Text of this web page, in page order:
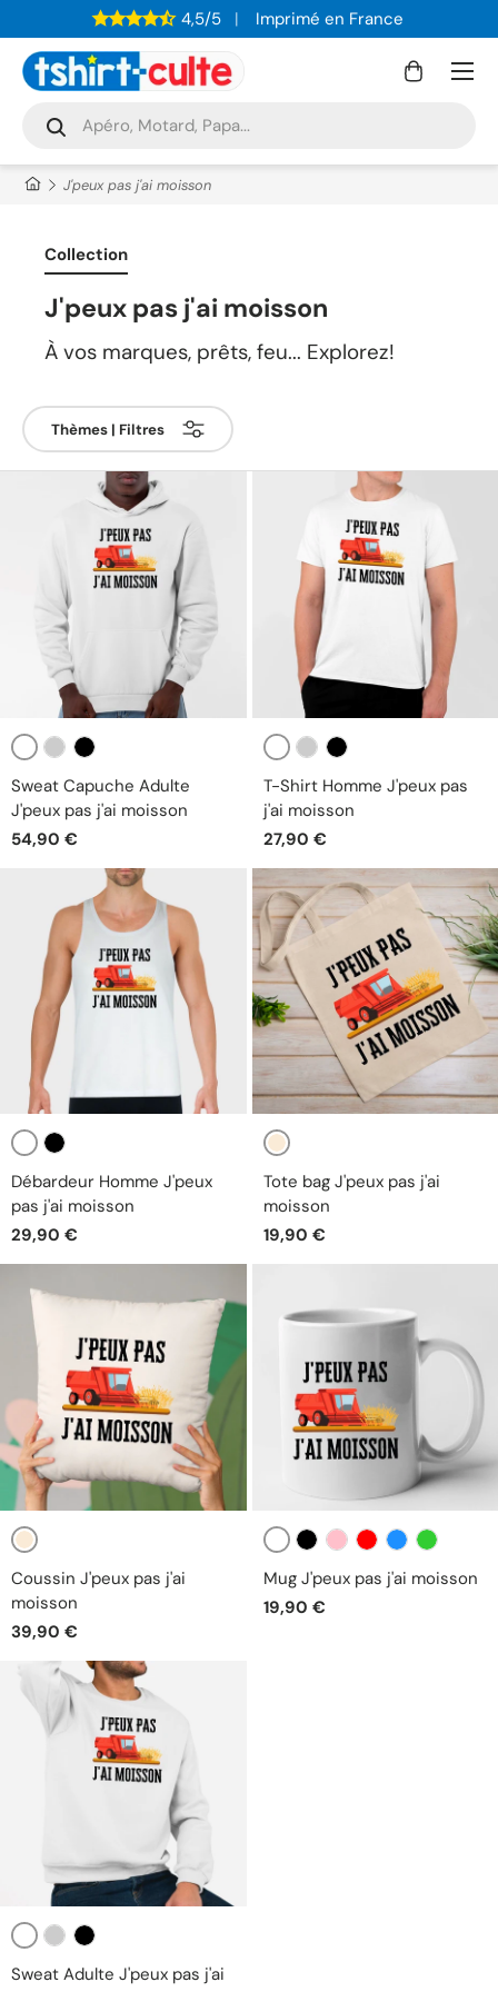
ALLER AU CONTENU
4,5/5 Imprimé en France
Recherche
Rechercher
Panier
Menu
J'peux pas j'ai moisson
Collection
J'peux pas j'ai moisson
À vos marques, prêts, feu... Explorez!
Thèmes | Filtres
Blanc
Sweat Capuche Adulte
J'peux pas j'ai moisson
54,90 €
Blanc
T-Shirt Homme J'peux pas
j'ai moisson
27,90 €
Blanc
Débardeur Homme J'peux
pas j'ai moisson
29,90 €
Beige
Tote bag J'peux pas j'ai
moisson
19,90 €
Beige
Coussin J'peux pas j'ai
moisson
39,90 €
Blanc
Mug J'peux pas j'ai moisson
19,90 €
Blanc
Sweat Adulte J'peux pas j'ai